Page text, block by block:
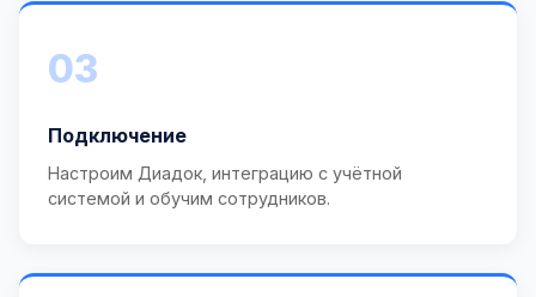
03
Подключение
Настроим Диадок, интеграцию с учётной
системой и обучим сотрудников.